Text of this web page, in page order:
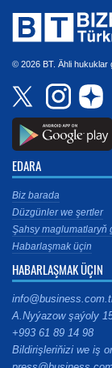
© 2026 BT. Ähli hukuklar
EDARA
Biz barada
Düzgünler we şertler
Şahsy maglumatlaryň
Habarlaşmak üçin
HABARLAŞMAK ÜÇIN
A.Nyýazow şaýoly
+993 61 89 14 98
Bildirişleriňizi we iş